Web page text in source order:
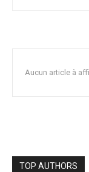
Aucun article à
TOP AUTHORS